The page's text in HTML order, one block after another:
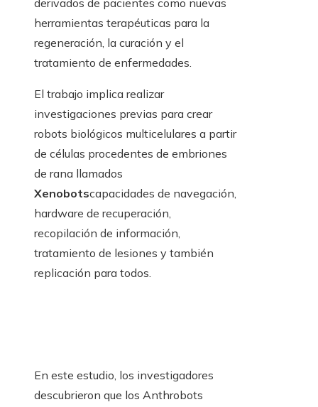
derivados de pacientes como nuevas
herramientas terapéuticas para la
regeneración, la curación y el
tratamiento de enfermedades.
El trabajo implica realizar
investigaciones previas para crear
robots biológicos multicelulares a partir
de células procedentes de embriones
de rana llamados
Xenobotscapacidades de navegación,
hardware de recuperación,
recopilación de información,
tratamiento de lesiones y también
replicación para todos.
En este estudio, los investigadores
descubrieron que los Anthrobots